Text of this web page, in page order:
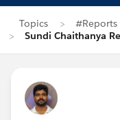
Topics
#Reports
Sundi Chaithanya